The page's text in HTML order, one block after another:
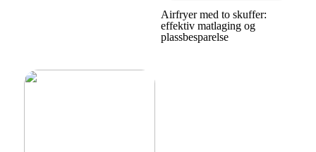
Airfryer med to skuffer:
effektiv matlaging og
plassbesparelse